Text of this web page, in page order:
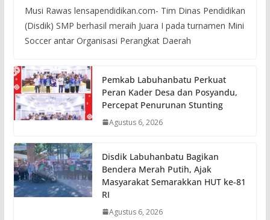
Musi Rawas lensapendidikan.com- Tim Dinas Pendidikan
(Disdik) SMP berhasil meraih Juara I pada turnamen Mini
Soccer antar Organisasi Perangkat Daerah
Pemkab Labuhanbatu Perkuat
Peran Kader Desa dan Posyandu,
Percepat Penurunan Stunting
Agustus 6, 2026
Disdik Labuhanbatu Bagikan
Bendera Merah Putih, Ajak
Masyarakat Semarakkan HUT ke-81
RI
Agustus 6, 2026